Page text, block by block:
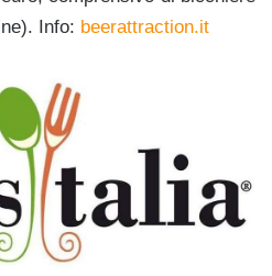
Info: beerattraction.it